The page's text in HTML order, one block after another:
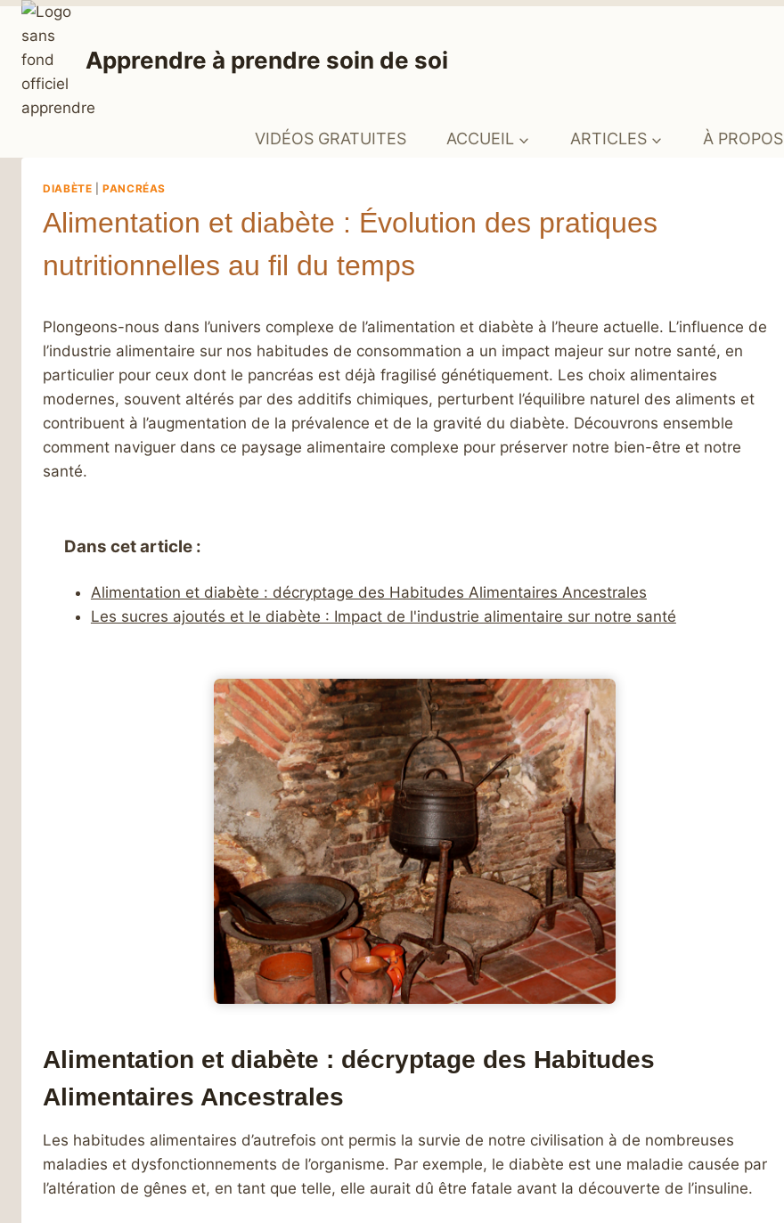
Aller
contenu
Apprendre à prendre soin de soi
VIDÉOS GRATUITES ACCUEIL ARTICLES À PROPOS
DIABÈTE |PANCRÉAS
Alimentation et diabète : Évolution des pratiques
nutritionnelles au fil du temps
Plongeons-nous dans l’univers complexe de l’alimentation et diabète à l’heure actuelle. L’influence de
l’industrie alimentaire sur nos habitudes de consommation a un impact majeur sur notre santé, en
particulier pour ceux dont le pancréas est déjà fragilisé génétiquement. Les choix alimentaires
modernes, souvent altérés par des additifs chimiques, perturbent l’équilibre naturel des aliments et
contribuent à l’augmentation de la prévalence et de la gravité du diabète. Découvrons ensemble
comment naviguer dans ce paysage alimentaire complexe pour préserver notre bien-être et notre
santé.
Dans cet article :
Alimentation et diabète : décryptage des Habitudes Alimentaires Ancestrales
Les sucres ajoutés et le diabète : Impact de l'industrie alimentaire sur notre santé
Alimentation et diabète : décryptage des Habitudes
Alimentaires Ancestrales
Les habitudes alimentaires d’autrefois ont permis la survie de notre civilisation à de nombreuses
maladies et dysfonctionnements de l’organisme. Par exemple, le diabète est une maladie causée par
l’altération de gênes et, en tant que telle, elle aurait dû être fatale avant la découverte de l’insuline.